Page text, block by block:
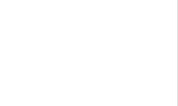
% les vôtres grâce au
document en quelques
manquantes dans plus